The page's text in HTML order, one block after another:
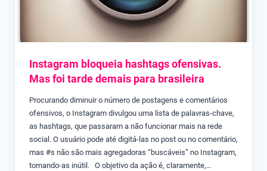
Instagram bloqueia hashtags ofensivas.
Mas foi tarde demais para brasileira
Procurando diminuir o número de postagens e comentários
ofensivos, o Instagram divulgou uma lista de palavras-chave,
as hashtags, que passaram a não funcionar mais na rede
social. O usuário pode até digitá-las no post ou no comentário,
mas #s não são mais agregadoras “buscáveis” no Instagram,
tornando-as inútil. O objetivo da ação é, claramente,…